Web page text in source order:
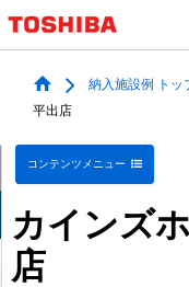
納入施設例 トッ
平出店
コンテンツメニュー
カインズ
店